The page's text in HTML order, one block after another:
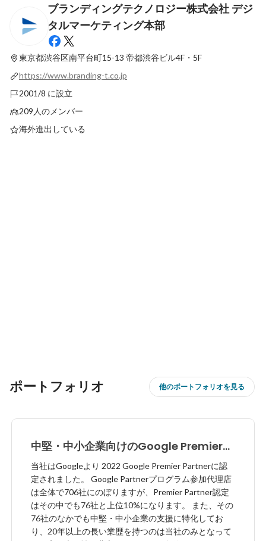
事業部トップに聞いてみた、仕事にかける
想いとDM本部の魅力
固定された投稿
ブランディングテクノロジー株式会社 デジ
タルマーケティング本部
東京都渋谷区南平台町15-13 帝都渋谷ビル4F・5F
https://www.branding-t.co.jp
2001/8 に設立
209人のメンバー
海外進出している
ポートフォリオ 他のポートフォリオを見る
中堅・中小企業向けのGoogle Premier
Partner
当社はGoogleより 2022 Google Premier Partnerに認
定されました。 Google Partnerプログラム参加代理店
は全体で706社にのぼりますが、Premier Partner認定
はその中でも76社と上位10%になります。 また、その
76社のなかでも中堅・中小企業の支援に特化してお
り、20年以上の長い業歴を持つのは当社のみとなって